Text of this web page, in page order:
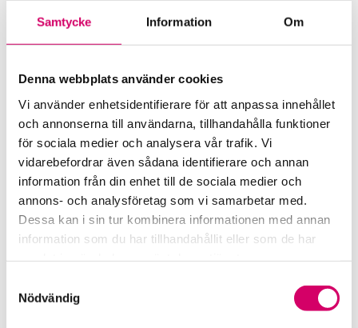
Samtycke Information Om
Denna webbplats använder cookies
Vi använder enhetsidentifierare för att anpassa innehållet
och annonserna till användarna, tillhandahålla funktioner
för sociala medier och analysera vår trafik. Vi
vidarebefordrar även sådana identifierare och annan
information från din enhet till de sociala medier och
annons- och analysföretag som vi samarbetar med.
Dessa kan i sin tur kombinera informationen med annan
information som du har tillhandahållit eller som de har
Nödvändig
Certifierad Affärsrådgivare
Redovisnings- & Ekonomikonsulterna i Gävle AB
Gävle
Telefon
026-66 05 25
Mobiltelefon
Skicka e-post